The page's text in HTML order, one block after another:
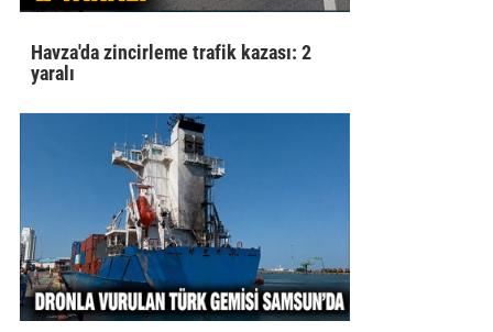
Havza'da zincirleme trafik kazası: 2
yaralı